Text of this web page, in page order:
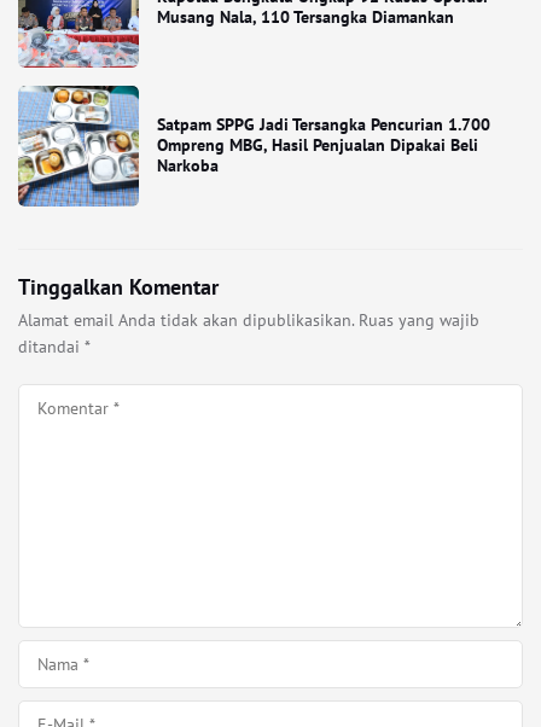
Musang Nala, 110 Tersangka Diamankan
Satpam SPPG Jadi Tersangka Pencurian 1.700
Ompreng MBG, Hasil Penjualan Dipakai Beli
Narkoba
Tinggalkan Komentar
Alamat email Anda tidak akan dipublikasikan. Ruas yang wajib
ditandai *